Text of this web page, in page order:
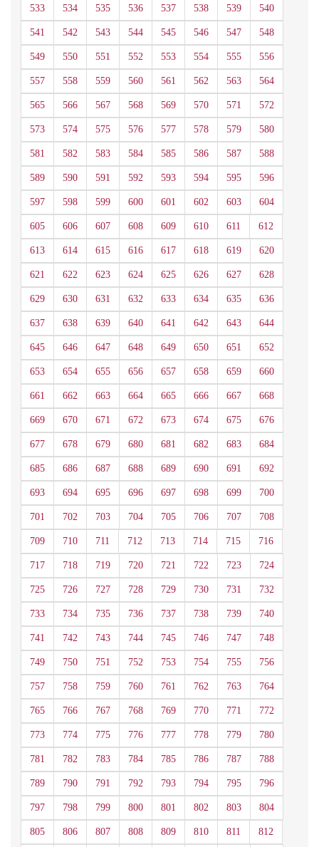
533 534 535 536 537 538 539 540
541 542 543 544 545 546 547 548
549 550 551 552 553 554 555 556
557 558 559 560 561 562 563 564
565 566 567 568 569 570 571 572
573 574 575 576 577 578 579 580
581 582 583 584 585 586 587 588
589 590 591 592 593 594 595 596
597 598 599 600 601 602 603 604
605 606 607 608 609 610 611 612
613 614 615 616 617 618 619 620
621 622 623 624 625 626 627 628
629 630 631 632 633 634 635 636
637 638 639 640 641 642 643 644
645 646 647 648 649 650 651 652
653 654 655 656 657 658 659 660
661 662 663 664 665 666 667 668
669 670 671 672 673 674 675 676
677 678 679 680 681 682 683 684
685 686 687 688 689 690 691 692
693 694 695 696 697 698 699 700
701 702 703 704 705 706 707 708
709 710 711 712 713 714 715 716
717 718 719 720 721 722 723 724
725 726 727 728 729 730 731 732
733 734 735 736 737 738 739 740
741 742 743 744 745 746 747 748
749 750 751 752 753 754 755 756
757 758 759 760 761 762 763 764
765 766 767 768 769 770 771 772
773 774 775 776 777 778 779 780
781 782 783 784 785 786 787 788
789 790 791 792 793 794 795 796
797 798 799 800 801 802 803 804
805 806 807 808 809 810 811 812